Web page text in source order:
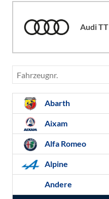
Audi TT
Fahrzeugnr.
Abarth
Aixam
Alfa Romeo
Alpine
Andere